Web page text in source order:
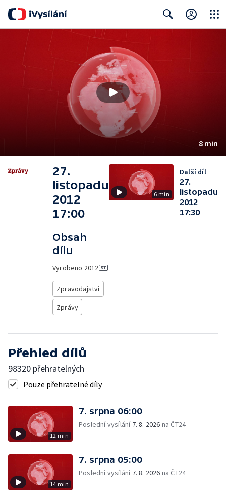
8 min
27.
listopadu
2012
17:00
Obsah
dílu
Vyrobeno 2012
Zpravodajství
Zprávy
6 min
Další díl
27.
listopadu
2012
17:30
Přehled dílů
98320 přehratelných
Pouze přehratelné díly
12 min
7. srpna 06:00
Poslední vysílání 7. 8. 2026 na ČT24
14 min
7. srpna 05:00
Poslední vysílání 7. 8. 2026 na ČT24